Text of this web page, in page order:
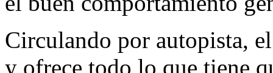
Circulando por autopista,
y ofrece todo lo que tiene